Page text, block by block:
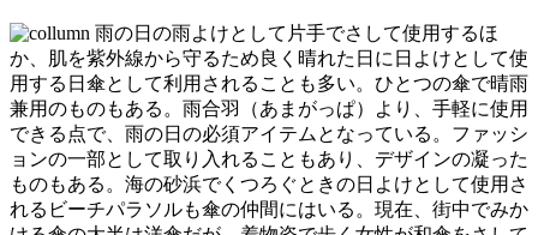
雨の日の雨よけとして片手でさして使用するほ
か、肌を紫外線から守るため良く晴れた日に日よけとして使
用する日傘として利用されることも多い。ひとつの傘で晴雨
兼用のものもある。雨合羽（あまがっぱ）より、手軽に使用
できる点で、雨の日の必須アイテムとなっている。ファッシ
ョンの一部として取り入れることもあり、デザインの凝った
ものもある。海の砂浜でくつろぐときの日よけとして使用さ
れるビーチパラソルも傘の仲間にはいる。現在、街中でみか